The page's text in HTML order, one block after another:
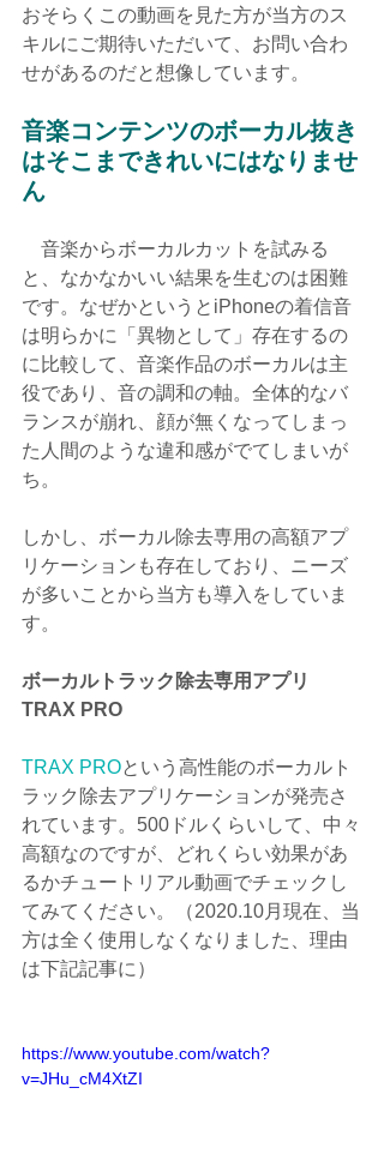
おそらくこの動画を見た方が当方のス
キルにご期待いただいて、お問い合わ
せがあるのだと想像しています。
音楽コンテンツのボーカル抜き
はそこまできれいにはなりませ
ん
音楽からボーカルカットを試みる
と、なかなかいい結果を生むのは困難
です。なぜかというとiPhoneの着信音
は明らかに「異物として」存在するの
に比較して、音楽作品のボーカルは主
役であり、音の調和の軸。全体的なバ
ランスが崩れ、顔が無くなってしまっ
た人間のような違和感がでてしまいが
ち。
しかし、ボーカル除去専用の高額アプ
リケーションも存在しており、ニーズ
が多いことから当方も導入をしていま
す。
ボーカルトラック除去専用アプリ
TRAX PRO
TRAX PROという高性能のボーカルト
ラック除去アプリケーションが発売さ
れています。500ドルくらいして、中々
高額なのですが、どれくらい効果があ
るかチュートリアル動画でチェックし
てみてください。（2020.10月現在、当
方は全く使用しなくなりました、理由
は下記記事に）
https://www.youtube.com/watch?
v=JHu_cM4XtZI